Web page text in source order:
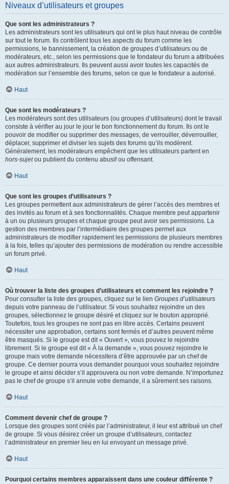
Niveaux d’utilisateurs et groupes
Que sont les administrateurs ?
Les administrateurs sont les utilisateurs qui ont le plus haut niveau de contrôle
sur tout le forum. Ils contrôlent tous les aspects du forum comme les
permissions, le bannissement, la création de groupes d’utilisateurs ou de
modérateurs, etc., selon les permissions que le fondateur du forum a attribuées
aux autres administrateurs. Ils peuvent aussi avoir toutes les capacités de
modération sur l’ensemble des forums, selon ce que le fondateur a autorisé.
Haut
Que sont les modérateurs ?
Les modérateurs sont des utilisateurs (ou groupes d’utilisateurs) dont le travail
consiste à vérifier au jour le jour le bon fonctionnement du forum. Ils ont le
pouvoir de modifier ou supprimer des messages, de verrouiller, déverrouiller,
déplacer, supprimer et diviser les sujets des forums qu’ils modèrent.
Généralement, les modérateurs empêchent que les utilisateurs partent en
hors-sujetou publient du contenu abusif ou offensant.
Haut
Que sont les groupes d’utilisateurs ?
Les groupes permettent aux administrateurs de gérer l’accès des membres et
des invités au forum et à ses fonctionnalités. Chaque membre peut appartenir
à un ou plusieurs groupes et chaque groupe peut avoir ses permissions. La
gestion des membres par l’intermédiaire des groupes permet aux
administrateurs de modifier rapidement les permissions de plusieurs membres
à la fois, telles qu’ajouter des permissions de modération ou rendre accessible
un forum privé.
Haut
Où trouver la liste des groupes d’utilisateurs et comment les rejoindre ?
Pour consulter la liste des groupes, cliquez sur le lien Groupes d’utilisateurs
depuis votre panneau de l’utilisateur. Si vous souhaitez rejoindre un des
groupes, sélectionnez le groupe désiré et cliquez sur le bouton approprié.
Toutefois, tous les groupes ne sont pas en libre accès. Certains peuvent
nécessiter une approbation, certains sont fermés et d’autres peuvent même
être masqués. Si le groupe est dit « Ouvert », vous pouvez le rejoindre
librement. Si le groupe est dit « À la demande », vous pouvez rejoindre le
groupe mais votre demande nécessitera d’être approuvée par un chef de
groupe. Ce dernier pourra vous demander pourquoi vous souhaitez rejoindre
le groupe et ainsi décider s’il approuvera ou non votre demande. N’importunez
pas le chef de groupe s’il annule votre demande, il a sûrement ses raisons.
Haut
Comment devenir chef de groupe ?
Lorsque des groupes sont créés par l’administrateur, il leur est attribué un chef
de groupe. Si vous désirez créer un groupe d’utilisateurs, contactez
l’administrateur en premier lieu en lui envoyant un message privé.
Haut
Pourquoi certains membres apparaissent dans une couleur différente ?